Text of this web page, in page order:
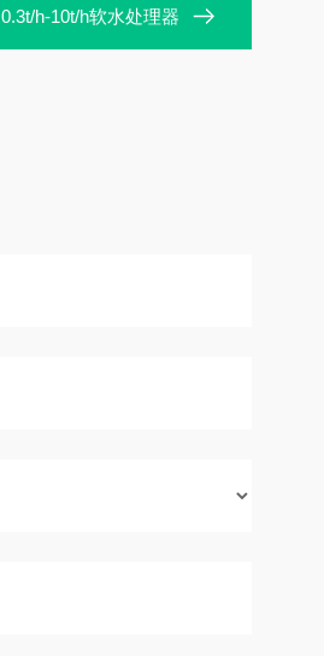
0.3t/h-10t/h软水处理器